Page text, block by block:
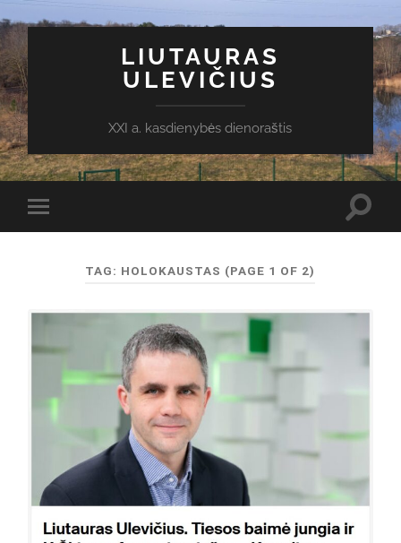
LIUTAURAS
ULEVIČIUS
XXI a. kasdienybės dienoraštis
Toggle
mobile
TAG: HOLOKAUSTAS (PAGE 1 OF 2)